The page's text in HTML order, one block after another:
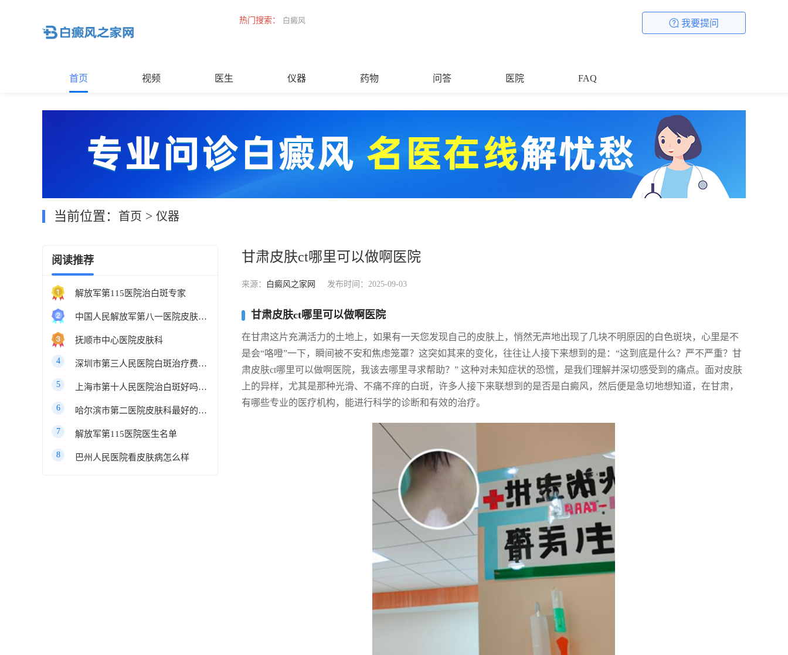
热门搜索： 白癜风 我要提问
首页 视频 医生 仪器 药物 问答 医院 FAQ
当前位置： 首页 > 仪器
阅读推荐
解放军第115医院治白斑专家
中国人民解放军第八一医院皮肤科最好的医生
抚顺市中心医院皮肤科
4 深圳市第三人民医院白斑治疗费用多少
5 上海市第十人民医院治白斑好吗知乎
6 哈尔滨市第二医院皮肤科最好的医生
7 解放军第115医院医生名单
8 巴州人民医院看皮肤病怎么样
甘肃皮肤ct哪里可以做啊医院
来源： 白癜风之家网 发布时间：2025-09-03
甘肃皮肤ct哪里可以做啊医院
在甘肃这片充满活力的土地上，如果有一天您发现自己的皮肤上，悄然无声地出现了几块不明原因的白色斑块，心里是不
是会“咯噔”一下，瞬间被不安和焦虑笼罩？这突如其来的变化，往往让人接下来想到的是：“这到底是什么？严不严重？甘
肃皮肤ct哪里可以做啊医院，我该去哪里寻求帮助？” 这种对未知症状的恐慌，是我们理解并深切感受到的痛点。面对皮肤
上的异样，尤其是那种光滑、不痛不痒的白斑，许多人接下来联想到的是否是白癜风，然后便是急切地想知道，在甘肃，
有哪些专业的医疗机构，能进行科学的诊断和有效的治疗。